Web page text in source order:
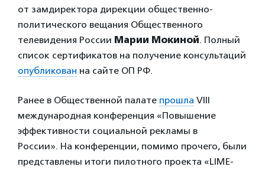
от замдиректора дирекции общественно-
политического вещания Общественного
телевидения России Марии Мокиной. Полный
список сертификатов на получение консультаций
опубликован на сайте ОП РФ.
Ранее в Общественной палате прошла VIII
международная конференция «Повышение
эффективности социальной рекламы в
России». На конференции, помимо прочего, были
представлены итоги пилотного проекта «LIME-